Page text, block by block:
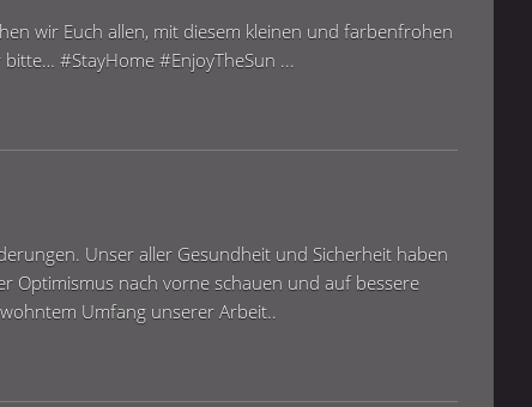
wir Euch allen, mit diesem kleinen und farbenfrohen
#StayHome #EnjoyTheSun ...
Unser aller Gesundheit und Sicherheit haben
Optimismus nach vorne schauen und auf bessere
Umfang unserer Arbeit..